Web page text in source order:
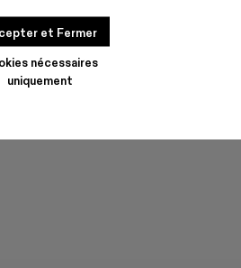
nécessaires
uniquement
et FermerACTUELLEMENT